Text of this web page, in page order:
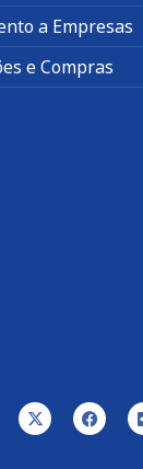
a Empresas
e Compras